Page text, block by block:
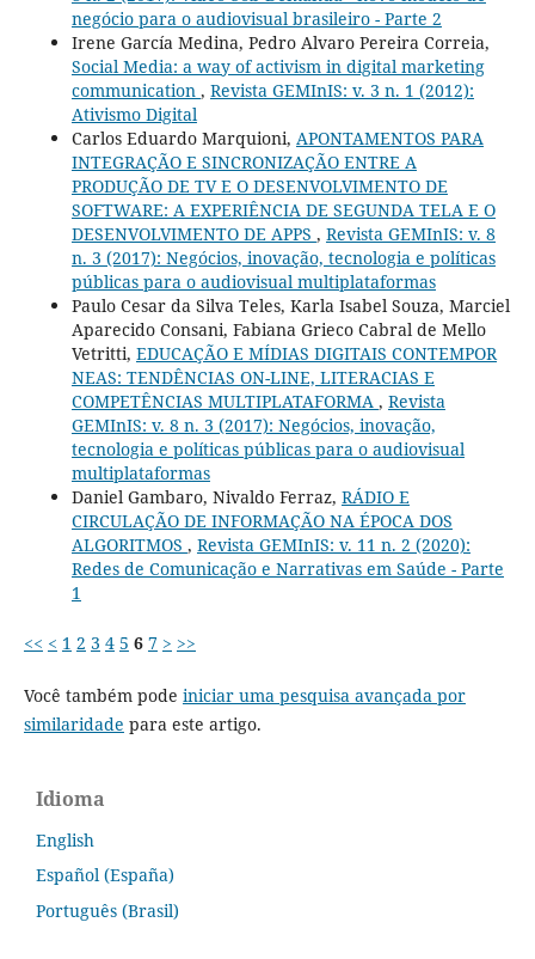
negócio para o audiovisual brasileiro - Parte 2
Irene García Medina, Pedro Alvaro Pereira Correia,
Social Media: a way of activism in digital marketing
communication , Revista GEMInIS: v. 3 n. 1 (2012):
Ativismo Digital
Carlos Eduardo Marquioni, APONTAMENTOS PARA
INTEGRAÇÃO E SINCRONIZAÇÃO ENTRE A
PRODUÇÃO DE TV E O DESENVOLVIMENTO DE
SOFTWARE: A EXPERIÊNCIA DE SEGUNDA TELA E O
DESENVOLVIMENTO DE APPS , Revista GEMInIS: v. 8
n. 3 (2017): Negócios, inovação, tecnologia e políticas
públicas para o audiovisual multiplataformas
Paulo Cesar da Silva Teles, Karla Isabel Souza, Marciel
Aparecido Consani, Fabiana Grieco Cabral de Mello
Vetritti, EDUCAÇÃO E MÍDIAS DIGITAIS CONTEMPOR
NEAS: TENDÊNCIAS ON-LINE, LITERACIAS E
COMPETÊNCIAS MULTIPLATAFORMA , Revista
GEMInIS: v. 8 n. 3 (2017): Negócios, inovação,
tecnologia e políticas públicas para o audiovisual
multiplataformas
Daniel Gambaro, Nivaldo Ferraz, RÁDIO E
CIRCULAÇÃO DE INFORMAÇÃO NA ÉPOCA DOS
ALGORITMOS , Revista GEMInIS: v. 11 n. 2 (2020):
Redes de Comunicação e Narrativas em Saúde - Parte
1
<< < 1 2 3 4 5 6 7 > >>
Você também pode iniciar uma pesquisa avançada por
similaridade para este artigo.
Idioma
English
Español (España)
Português (Brasil)